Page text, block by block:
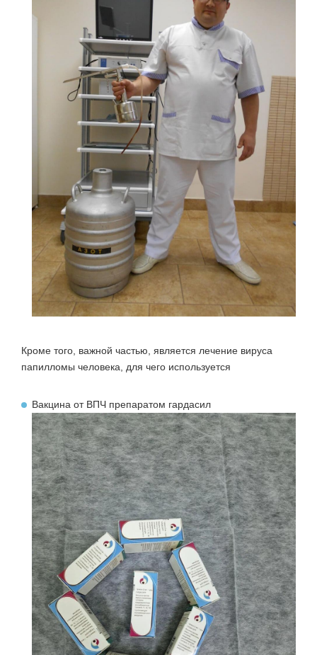
Кроме того, важной частью, является лечение вируса
папилломы человека, для чего используется
Вакцина от ВПЧ препаратом гардасил